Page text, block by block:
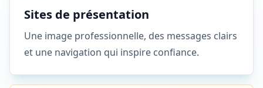
Sites de présentation
Une image professionnelle, des messages clairs
et une navigation qui inspire confiance.